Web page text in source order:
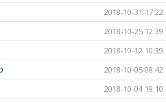
2018-10-31 17:22
2018-10-25 12:39
2018-10-12 10:39
2018-10-05 08:42
2018-10-04 19:10